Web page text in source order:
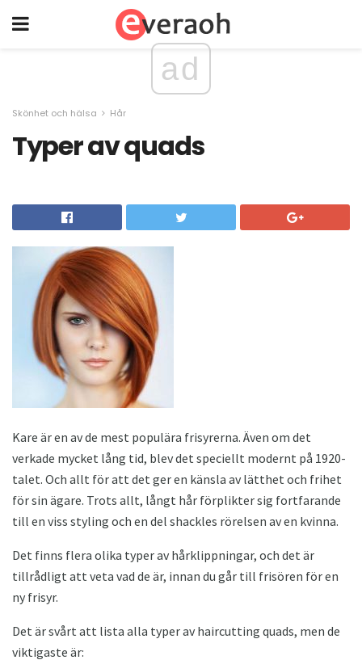
ad
Skönhet och hälsa Hår
Typer av quads
Kare är en av de mest populära frisyrerna. Även om det
verkade mycket lång tid, blev det speciellt modernt på 1920-
talet. Och allt för att det ger en känsla av lätthet och frihet
för sin ägare. Trots allt, långt hår förplikter sig fortfarande
till en viss styling och en del shackles rörelsen av en kvinna.
Det finns flera olika typer av hårklippningar, och det är
tillrådligt att veta vad de är, innan du går till frisören för en
ny frisyr.
Det är svårt att lista alla typer av haircutting quads, men de
viktigaste är: